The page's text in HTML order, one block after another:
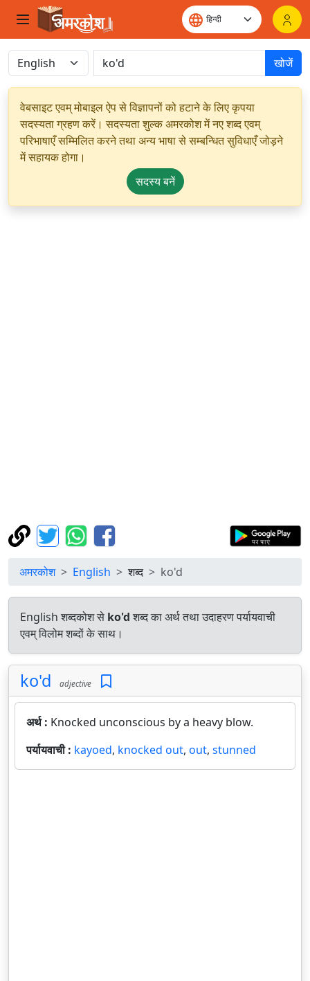
खोजें
वेबसाइट एवम् मोबाइल ऐप से विज्ञापनों को हटाने के लिए कृपया
सदस्यता ग्रहण करें। सदस्यता शुल्क अमरकोश में नए शब्द एवम्
परिभाषाएँ सम्मिलित करने तथा अन्य भाषा से सम्बन्धित सुविधाएँ जोड़ने
में सहायक होगा।
सदस्य बनें
अमरकोश English शब्द ko'd
English शब्दकोश से ko'dशब्द का अर्थ तथा उदाहरण पर्यायवाची
एवम् विलोम शब्दों के साथ।
ko'd adjective
अर्थ : Knocked unconscious by a heavy blow.
पर्यायवाची : kayoed, knocked out, out, stunned